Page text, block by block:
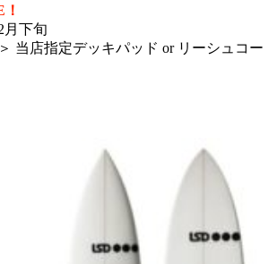
下旬
当店指定デッキパッド or リーシュコー